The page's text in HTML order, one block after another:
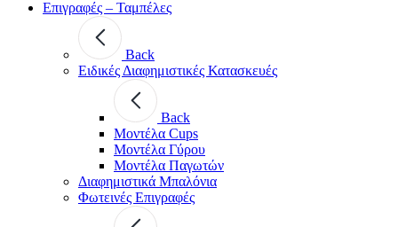
Επιγραφές – Ταμπέλες
Back
Ειδικές Διαφημιστικές Κατασκευές
Back
Μοντέλα Cups
Μοντέλα Γύρου
Μοντέλα Παγωτών
Διαφημιστικά Μπαλόνια
Φωτεινές Επιγραφές